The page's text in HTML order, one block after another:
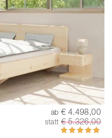
ab € 4.498,00
statt € 5.326,00
Bewertung:
100%